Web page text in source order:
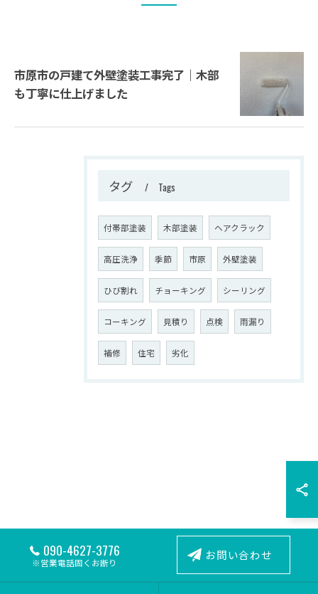
市原市の戸建て外壁塗装工事完了｜木部
も丁寧に仕上げました
タグ Tags
付帯部塗装 木部塗装 ヘアクラック
高圧洗浄 季節 市原 外壁塗装
ひび割れ チョーキング シーリング
コーキング 見積り 点検 雨漏り
補修 住宅 劣化
090-4627-3776
※営業電話固くお断り お問い合わせ